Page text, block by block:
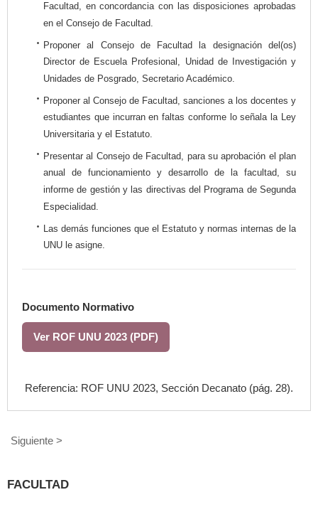
Facultad, en concordancia con las disposiciones aprobadas
en el Consejo de Facultad.
Proponer al Consejo de Facultad la designación del(os)
Director de Escuela Profesional, Unidad de Investigación y
Unidades de Posgrado, Secretario Académico.
Proponer al Consejo de Facultad, sanciones a los docentes y
estudiantes que incurran en faltas conforme lo señala la Ley
Universitaria y el Estatuto.
Presentar al Consejo de Facultad, para su aprobación el plan
anual de funcionamiento y desarrollo de la facultad, su
informe de gestión y las directivas del Programa de Segunda
Especialidad.
Las demás funciones que el Estatuto y normas internas de la
UNU le asigne.
Documento Normativo
Ver ROF UNU 2023 (PDF)
Referencia: ROF UNU 2023, Sección Decanato (pág. 28).
Siguiente >
FACULTAD